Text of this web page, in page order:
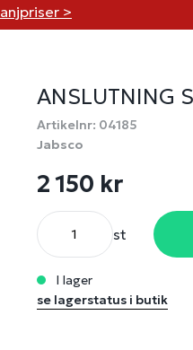
>
ANSLUTNING
Artikelnr: 04185
Jabsco
2 150 kr
st
i lager
se lagerstatus i butik